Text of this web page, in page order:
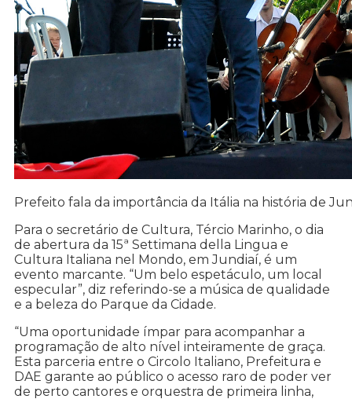
Prefeito fala da importância da Itália na história de
Para o secretário de Cultura, Tércio Marinho, o dia
de abertura da 15ª Settimana della Lingua e
Cultura Italiana nel Mondo, em Jundiaí, é um
evento marcante. “Um belo espetáculo, um local
especular”, diz referindo-se a música de qualidade
e a beleza do Parque da Cidade.
“Uma oportunidade ímpar para acompanhar a
programação de alto nível inteiramente de graça.
Esta parceria entre o Circolo Italiano, Prefeitura e
DAE garante ao público o acesso raro de poder ver
de perto cantores e orquestra de primeira linha,